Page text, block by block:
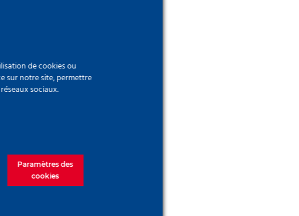
de cookies ou
sur notre site, permettre
sociaux.
Paramètres des
cookies